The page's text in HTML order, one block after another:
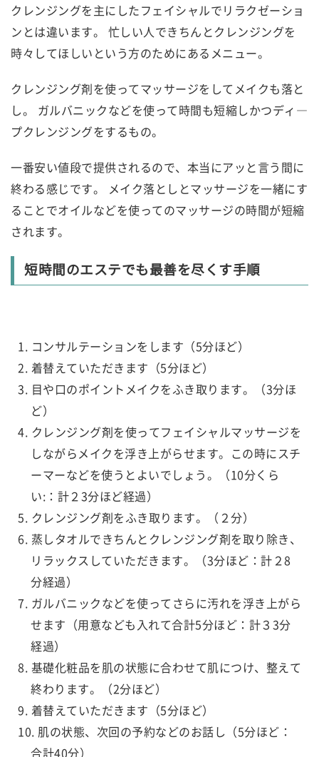
クレンジングを主にしたフェイシャルでリラクゼーショ
ンとは違います。 忙しい人できちんとクレンジングを
時々してほしいという方のためにあるメニュー。
クレンジング剤を使ってマッサージをしてメイクも落と
し。 ガルバニックなどを使って時間も短縮しかつディ―
プクレンジングをするもの。
一番安い値段で提供されるので、本当にアッと言う間に
終わる感じです。 メイク落としとマッサージを一緒にす
ることでオイルなどを使ってのマッサージの時間が短縮
されます。
短時間のエステでも最善を尽くす手順
コンサルテーションをします（5分ほど）
着替えていただきます（5分ほど）
目や口のポイントメイクをふき取ります。（3分ほ
ど）
クレンジング剤を使ってフェイシャルマッサージを
しながらメイクを浮き上がらせます。この時にスチ
ーマーなどを使うとよいでしょう。（10分くら
い:：計２3分ほど経過）
クレンジング剤をふき取ります。（２分）
蒸しタオルできちんとクレンジング剤を取り除き、
リラックスしていただきます。（3分ほど：計２8
分経過）
ガルバニックなどを使ってさらに汚れを浮き上がら
せます（用意なども入れて合計5分ほど：計３3分
経過）
基礎化粧品を肌の状態に合わせて肌につけ、整えて
終わります。（2分ほど）
着替えていただきます（5分ほど）
肌の状態、次回の予約などのお話し（5分ほど：
合計40分）